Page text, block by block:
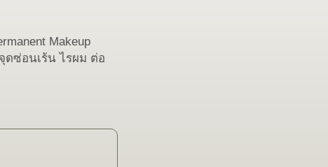
Makeup
ดซ่อนเร้น ไรผม ต่อ